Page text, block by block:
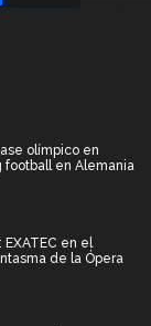
olímpico en
en Alemania
en el
de la Ópera